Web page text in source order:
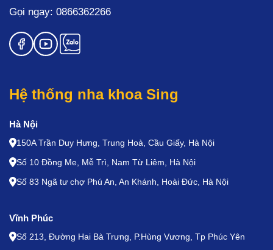
Gọi ngay: 0866362266
Hệ thống nha khoa Sing
Hà Nội
150A Trần Duy Hưng, Trung Hoà, Cầu Giấy, Hà Nội
Số 10 Đồng Me, Mễ Trì, Nam Từ Liêm, Hà Nội
Số 83 Ngã tư chợ Phú An, An Khánh, Hoài Đức, Hà Nội
Vĩnh Phúc
Số 213, Đường Hai Bà Trưng, P.Hùng Vương, Tp Phúc Yên